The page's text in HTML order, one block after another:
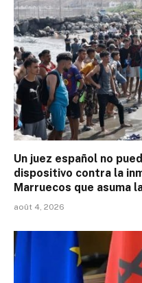
Un juez español no
dispositivo contra la
Marruecos que asuma
août 4, 2026